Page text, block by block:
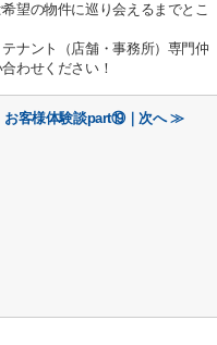
望の物件に巡り会えるまでとこ
ナント（店舗・事務所）専門仲
わせください！
お客様体験談part⑲｜次へ ≫